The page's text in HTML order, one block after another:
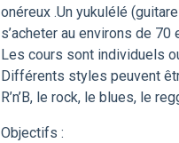
onéreux .Un yukulélé
s’acheter au environs de
Les cours sont individuels
Différents styles peuvent
R’n’B, le rock, le blues, le
Objectifs :